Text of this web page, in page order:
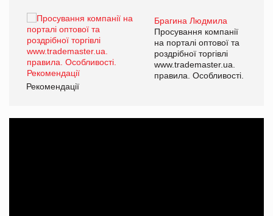
Брагина Людмила
Просування компанії
на порталі оптової та
роздрібної торгівлі
www.trademaster.ua.
правила. Особливості.
Рекомендації